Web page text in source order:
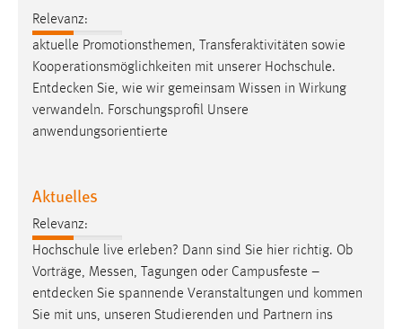
Relevanz:
aktuelle Promotionsthemen, Transferaktivitäten sowie
Kooperationsmöglichkeiten mit unserer Hochschule.
Entdecken Sie, wie wir gemeinsam Wissen in Wirkung
verwandeln. Forschungsprofil Unsere
anwendungsorientierte
Aktuelles
Relevanz:
Hochschule live erleben? Dann sind Sie hier richtig. Ob
Vorträge, Messen, Tagungen oder Campusfeste –
entdecken Sie spannende Veranstaltungen und kommen
Sie mit uns, unseren Studierenden und Partnern ins
Conversion-Tracking
Cookie Laufzeit:
3 Monate
Facebook Pixel
Facebook
Zweck:
Conversion-Tracking
Cookie Laufzeit: